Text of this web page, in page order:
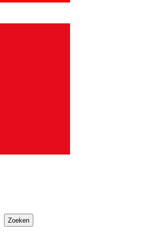
Zoeken